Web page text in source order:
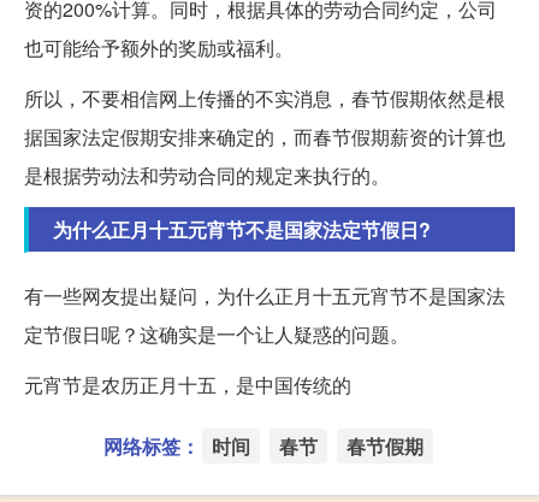
资的200%计算。同时，根据具体的劳动合同约定，公司
也可能给予额外的奖励或福利。
所以，不要相信网上传播的不实消息，春节假期依然是根
据国家法定假期安排来确定的，而春节假期薪资的计算也
是根据劳动法和劳动合同的规定来执行的。
为什么正月十五元宵节不是国家法定节假日?
有一些网友提出疑问，为什么正月十五元宵节不是国家法
定节假日呢？这确实是一个让人疑惑的问题。
元宵节是农历正月十五，是中国传统的
网络标签： 时间 春节 春节假期